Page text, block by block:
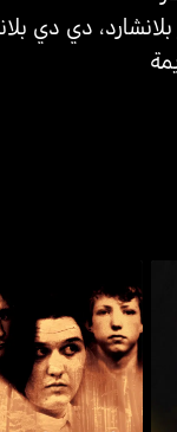
، دي دي
بارادايز لوست: ذا
ميردرز آت روبن